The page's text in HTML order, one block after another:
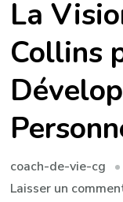
La
Collins
coach-de-vie-cg
Laisser un